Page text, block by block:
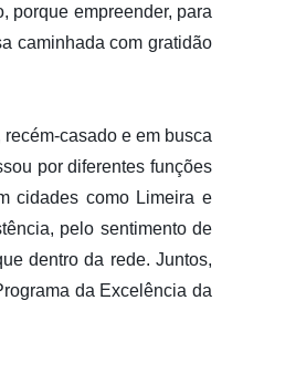
porque empreender, para
caminhada com gratidão
casado e em busca
por diferentes funções
cidades como Limeira e
pelo sentimento de
dentro da rede. Juntos,
da Excelência da